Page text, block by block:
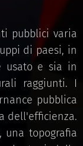
pubblici varia
di paesi, in
usato e sia in
raggiunti. I
pubblica
dell'efficienza.
una topografia